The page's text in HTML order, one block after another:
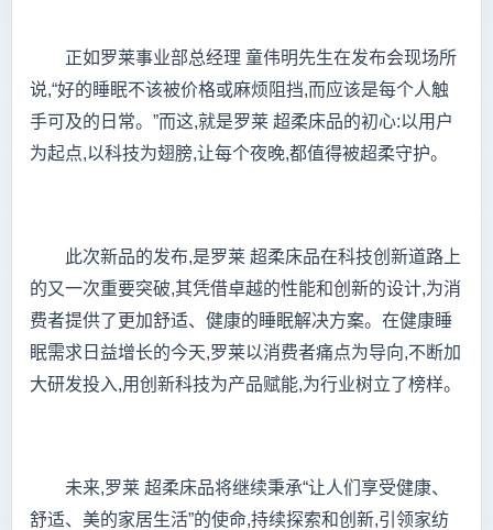
正如罗莱事业部总经理 童伟明先生在发布会现场所
说,“好的睡眠不该被价格或麻烦阻挡,而应该是每个人触
手可及的日常。”而这,就是罗莱 超柔床品的初心:以用户
为起点,以科技为翅膀,让每个夜晚,都值得被超柔守护。
此次新品的发布,是罗莱 超柔床品在科技创新道路上
的又一次重要突破,其凭借卓越的性能和创新的设计,为消
费者提供了更加舒适、健康的睡眠解决方案。在健康睡
眠需求日益增长的今天,罗莱以消费者痛点为导向,不断加
大研发投入,用创新科技为产品赋能,为行业树立了榜样。
未来,罗莱 超柔床品将继续秉承“让人们享受健康、
舒适、美的家居生活”的使命,持续探索和创新,引领家纺